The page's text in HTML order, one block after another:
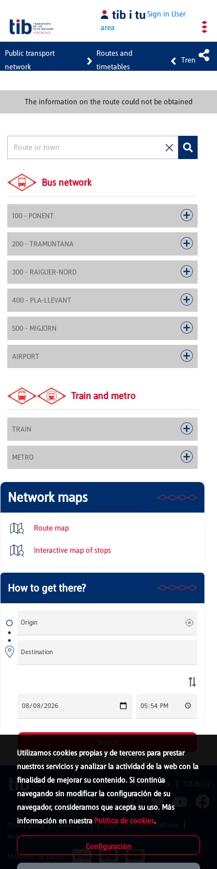
Sign in User
area
Public transport
network
Routes and
timetables
Tren
Bus network
100 - PONENT
200 - TRAMUNTANA
300 - RAIGUER-NORD
400 - PLA-LLEVANT
500 - MIGJORN
AIRPORT
Train and metro
TRAIN
METRO
Network maps
Route map
Interactive map of stops
The information on the route could not be obtained
Utilizamos cookies propias y de terceros para prestar
nuestros servicios y analizar la actividad de la web con la
finalidad de mejorar su contenido. Si continúa
navegando sin modificar la configuración de su
navegador, consideramos que acepta su uso. Más
información en nuestra Política de cookies.
Configuración
TIB Menorca
Privacy policy Cookies policy
Legal Terms and Conditions
Web map
Métodos de pago: